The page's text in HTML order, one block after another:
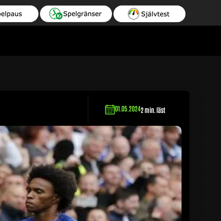
01.05.20242 min. läst